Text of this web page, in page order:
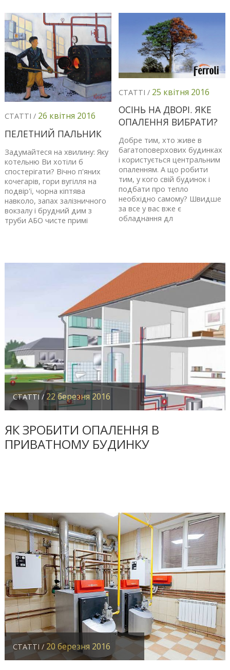
СТАТТІ / 26 квітня 2016
ПЕЛЕТНИЙ ПАЛЬНИК
Задумайтеся на хвилину: Яку
котельню Ви хотіли б
спостерігати? Вічно п'яних
кочегарів, гори вугілля на
подвір'ї, чорна кіптява
навколо, запах залізничного
вокзалу і брудний дим з
труби АБО чисте примі
СТАТТІ / 25 квітня 2016
ОСІНЬ НА ДВОРІ. ЯКЕ
ОПАЛЕННЯ ВИБРАТИ?
Добре тим, хто живе в
багатоповерхових будинках
і користується центральним
опаленням. А що робити
тим, у кого свій будинок і
подбати про тепло
необхідно самому? Швидше
за все у вас вже є
обладнання дл
СТАТТІ / 22 березня 2016
ЯК ЗРОБИТИ ОПАЛЕННЯ В
ПРИВАТНОМУ БУДИНКУ
СТАТТІ / 20 березня 2016